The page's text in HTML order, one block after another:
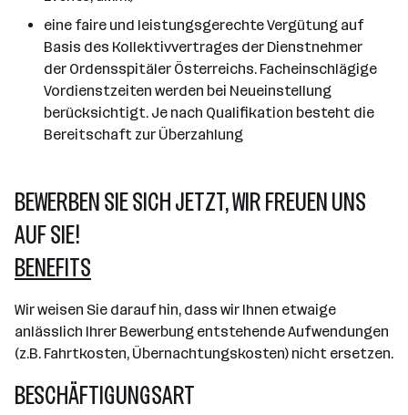
eine faire und leistungsgerechte Vergütung auf
Basis des Kollektivvertrages der Dienstnehmer
der Ordensspitäler Österreichs. Facheinschlägige
Vordienstzeiten werden bei Neueinstellung
berücksichtigt. Je nach Qualifikation besteht die
Bereitschaft zur Überzahlung
BEWERBEN SIE SICH JETZT, WIR FREUEN UNS
AUF SIE!
BENEFITS
Wir weisen Sie darauf hin, dass wir Ihnen etwaige
anlässlich Ihrer Bewerbung entstehende Aufwendungen
(z.B. Fahrtkosten, Übernachtungskosten) nicht ersetzen.
BESCHÄFTIGUNGSART